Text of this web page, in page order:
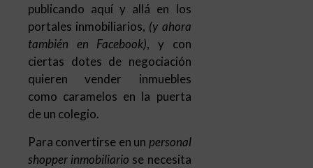
publicando aquí y allá en los
portales inmobiliarios, (y ahora
también en Facebook), y con
ciertas dotes de negociación
quieren vender inmuebles
como caramelos en la puerta
de un colegio.
Para convertirse en un personal
shopper inmobiliario se necesita